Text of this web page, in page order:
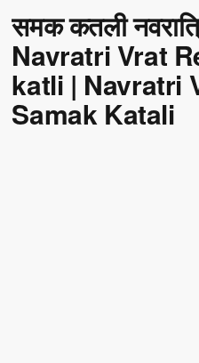
समक कतली
Navratri Vrat
katli | Navratri
Samak Katali